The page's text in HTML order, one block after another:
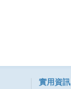
實用資訊